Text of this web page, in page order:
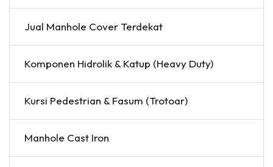
Jual Manhole Cover Terdekat
Komponen Hidrolik & Katup (Heavy Duty)
Kursi Pedestrian & Fasum (Trotoar)
Manhole Cast Iron